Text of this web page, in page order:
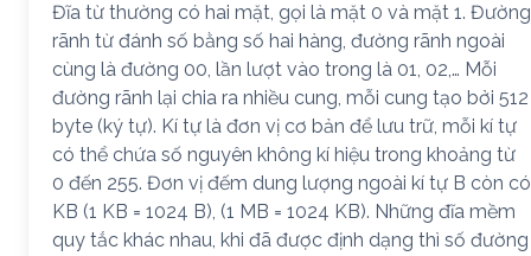
Đĩa từ thường có hai mặt, gọi là mặt 0 và mặt 1. Đường
rãnh từ đánh số bằng số hai hàng, đường rãnh ngoài
cùng là đường 00, lần lượt vào trong là 01, 02,… Mỗi
đường rãnh lại chia ra nhiều cung, mỗi cung tạo bởi 512
byte (ký tự). Kí tự là đơn vị cơ bản để lưu trữ, mỗi kí tự
có thể chứa số nguyên không kí hiệu trong khoảng từ
0 đến 255. Đơn vị đếm dung lượng ngoài kí tự B còn có
KB (1 KB = 1024 B), (1 MB = 1024 KB). Những đĩa mềm
quy tắc khác nhau, khi đã được định dạng thì số đường